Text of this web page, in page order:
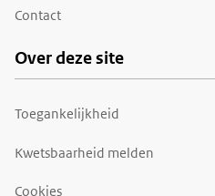
Contact
Over deze site
Toegankelijkheid
Kwetsbaarheid melden
Cookies